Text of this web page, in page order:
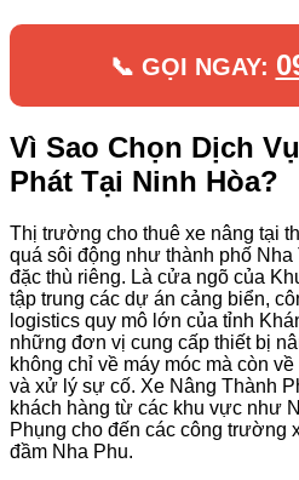
📞 GỌI NGAY:
Vì Sao Chọn Dịch
Phát Tại Ninh Hòa?
Thị trường cho thuê xe nâng tại
quá sôi động như thành phố
đặc thù riêng. Là cửa ngõ của
tập trung các dự án cảng biển,
logistics quy mô lớn của tỉnh
những đơn vị cung cấp thiết bị
không chỉ về máy móc mà còn
và xử lý sự cố. Xe Nâng Thành
khách hàng từ các khu vực như
Phụng cho đến các công trường
đầm Nha Phu.